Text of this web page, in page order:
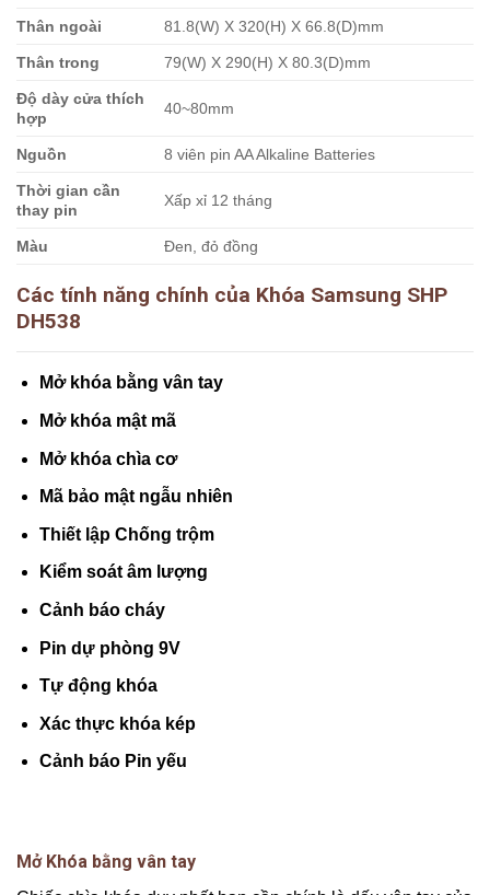
Thân ngoài 81.8(W) X 320(H) X 66.8(D)mm
Thân trong 79(W) X 290(H) X 80.3(D)mm
Độ dày cửa thích
hợp
40~80mm
Nguồn 8 viên pin AA Alkaline Batteries
Thời gian cần
thay pin
Xấp xỉ 12 tháng
Màu Đen, đỏ đồng
Các tính năng chính của Khóa Samsung SHP
DH538
Mở khóa bằng vân tay
Mở khóa mật mã
Mở khóa chìa cơ
Mã bảo mật ngẫu nhiên
Thiết lập Chống trộm
Kiểm soát âm lượng
Cảnh báo cháy
Pin dự phòng 9V
Tự động khóa
Xác thực khóa kép
Cảnh báo Pin yếu
Mở Khóa bằng vân tay